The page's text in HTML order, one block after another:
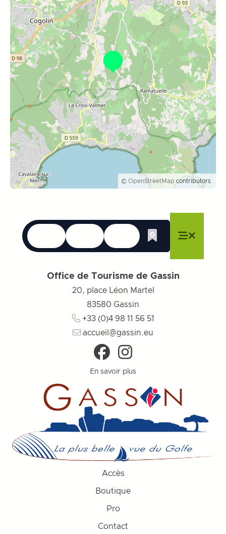
© OpenStreetMap contributors.
Langues
Fermer le menu
Accessibilité
Fermer le menu
Recherche
Fermer le menu
0
Liste de
Office de Tourisme de Gassin
20, place Léon Martel
83580 Gassin
+33 (0)4 98 11 56 51
accueil@gassin.eu
En savoir plus
Accès
Boutique
Pro
Contact